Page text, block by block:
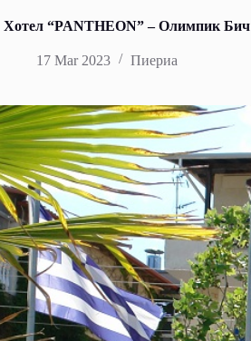
Хотел “PANTHEON” – Олимпик Бич
17 Mar 2023 Пиериа